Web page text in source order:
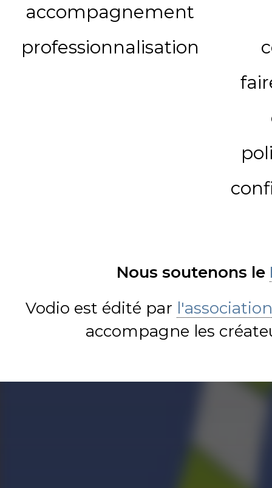
accompagnement
professionnalisation